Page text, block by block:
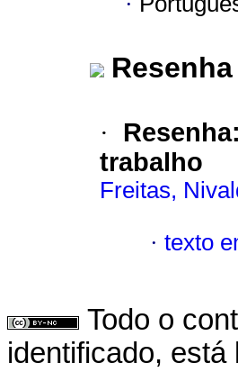
Resenha
· Resenha:
trabalho
Freitas,
· texto
Todo o
identificado,